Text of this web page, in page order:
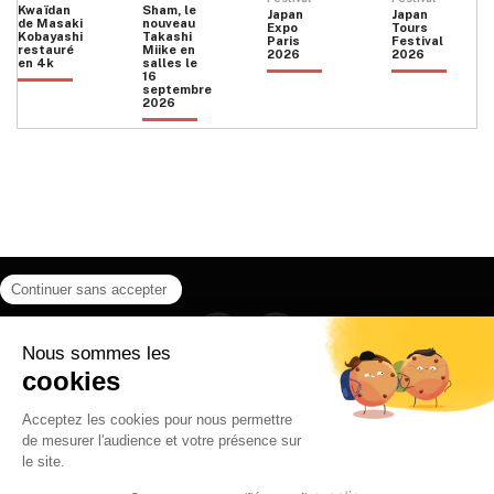
Kwaïdan
de Masaki
Kobayashi
restauré
en 4k
Sham, le
nouveau
Takashi
Miike en
salles le
16
septembre
2026
Japan
Expo
Paris
2026
Japan
Tours
Festival
2026
Instagram
CONTACT
POLITIQUE DE CONFIDENTIALITÉ